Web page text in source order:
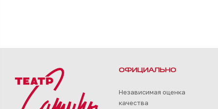
ОФИЦИАЛЬНО
Независимая оценка
качества